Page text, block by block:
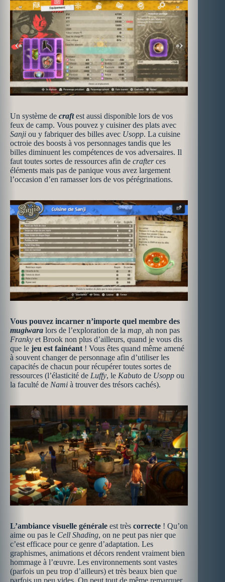
Un système de craftest aussi disponible lors de vos
feux de camp. Vous pouvez y cuisiner des plats avec
Sanji ou y fabriquer des billes avec Usopp. La cuisine
octroie des boosts à vos personnages tandis que les
billes diminuent les compétences de vos adversaires. Il
faut toutes sortes de ressources afin de crafterces
éléments mais pas de panique vous avez largement
l’occasion d’en ramasser lors de vos pérégrinations.
Vous pouvez incarner n’importe quel membre des
mugiwara lors de l’exploration de la map, ah non pas
Franky et Brook non plus d’ailleurs, quand je vous dis
que le jeu est fainéant ! Vous êtes quand même amené
à souvent changer de personnage afin d’utiliser les
capacités de chacun pour récupérer toutes sortes de
ressources (l’élasticité de Luffy, le Kabuto de Usopp ou
la faculté de Nami à trouver des trésors cachés).
L’ambiance visuelle générale est très correcte ! Qu’on
aime ou pas le Cell Shading, on ne peut pas nier que
c’est efficace pour ce genre d’adaptation. Les
graphismes, animations et décors rendent vraiment bien
hommage à l’œuvre. Les environnements sont vastes
(parfois un peu trop d’ailleurs) et très beaux bien que
parfois un peu vides. On peut tout de même remarquer